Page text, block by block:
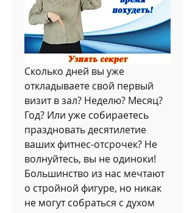
Сколько дней вы уже
откладываете свой первый
визит в зал? Неделю? Месяц?
Год? Или уже собираетесь
праздновать десятилетие
ваших фитнес-отсрочек? Не
волнуйтесь, вы не одиноки!
Большинство из нас мечтают
о стройной фигуре, но никак
не могут собраться с духом